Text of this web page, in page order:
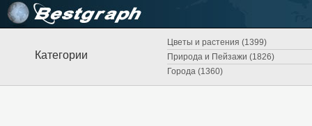
Категории
Цветы и растения (1399)
Природа и Пейзажи (1826)
Города (1360)